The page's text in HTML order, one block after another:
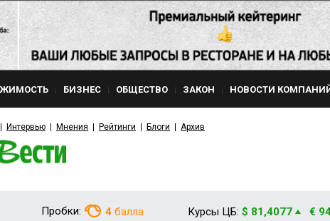
БИЗНЕС ОБЩЕСТВО ЗАКОН НОВОСТИ
Интервью Мнения Рейтинги Блоги Архив
Пробки: 4 балла Курсы ЦБ: $ 81,4077 €